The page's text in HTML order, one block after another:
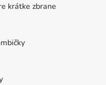
krátke zbrane